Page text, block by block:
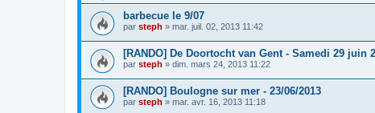
barbecue le 9/07
par steph » mar. juil. 02, 2013 11:42
[RANDO] De Doortocht van Gent - Samedi 29 juin
par steph » dim. mars 24, 2013 11:22
[RANDO] Boulogne sur mer - 23/06/2013
par steph » mar. avr. 16, 2013 11:18